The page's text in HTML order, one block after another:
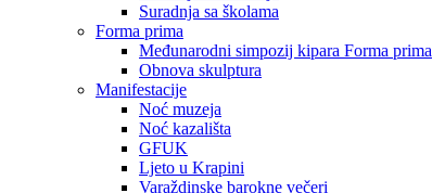
Suradnja sa školama
Forma prima
Međunarodni simpozij kipara Forma prima
Obnova skulptura
Manifestacije
Noć muzeja
Noć kazališta
GFUK
Ljeto u Krapini
Varaždinske barokne večeri